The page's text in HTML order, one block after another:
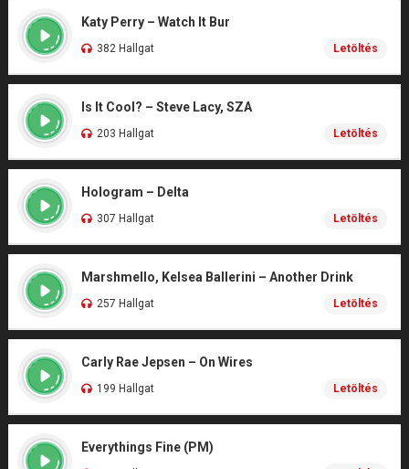
Katy Perry – Watch It Bur
382 Hallgat Letöltés
Is It Cool? – Steve Lacy, SZA
203 Hallgat Letöltés
Hologram – Delta
307 Hallgat Letöltés
Marshmello, Kelsea Ballerini – Another Drink
257 Hallgat Letöltés
Carly Rae Jepsen – On Wires
199 Hallgat Letöltés
Everythings Fine (PM)